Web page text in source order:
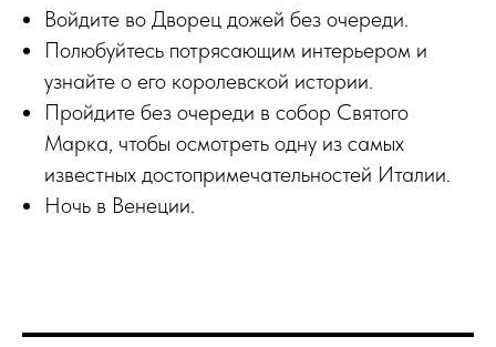
Войдите во Дворец дожей без очереди.
Полюбуйтесь потрясающим интерьером и
узнайте о его королевской истории.
Пройдите без очереди в собор Святого
Марка, чтобы осмотреть одну из самых
известных достопримечательностей Италии.
Ночь в Венеции.